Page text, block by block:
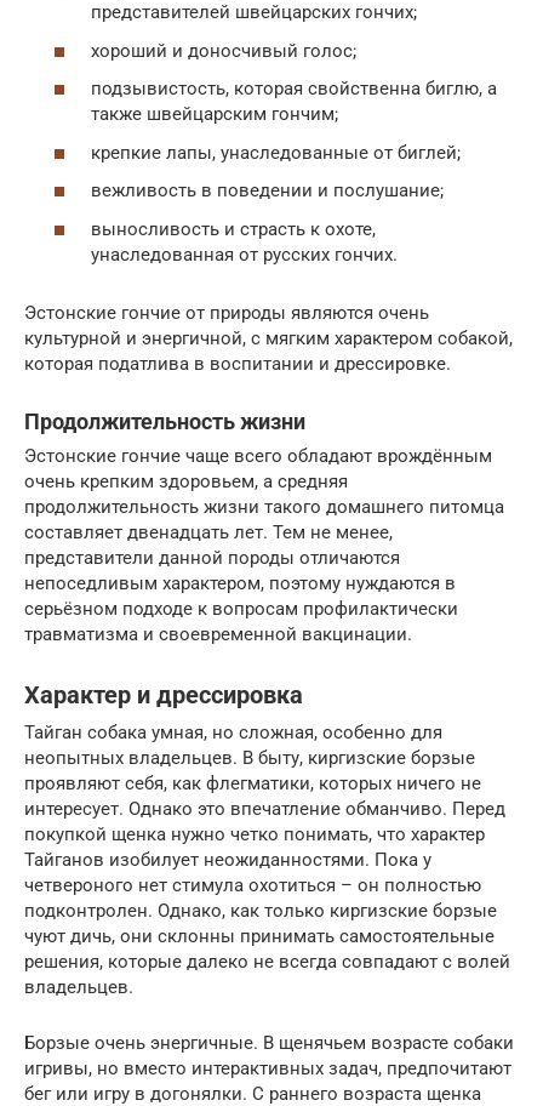
представителей швейцарских гончих;
хороший и доносчивый голос;
подзывистость, которая свойственна биглю, а
также швейцарским гончим;
крепкие лапы, унаследованные от биглей;
вежливость в поведении и послушание;
выносливость и страсть к охоте,
унаследованная от русских гончих.
Эстонские гончие от природы являются очень
культурной и энергичной, с мягким характером собакой,
которая податлива в воспитании и дрессировке.
Продолжительность жизни
Эстонские гончие чаще всего обладают врождённым
очень крепким здоровьем, а средняя
продолжительность жизни такого домашнего питомца
составляет двенадцать лет. Тем не менее,
представители данной породы отличаются
непоседливым характером, поэтому нуждаются в
серьёзном подходе к вопросам профилактически
травматизма и своевременной вакцинации.
Характер и дрессировка
Тайган собака умная, но сложная, особенно для
неопытных владельцев. В быту, киргизские борзые
проявляют себя, как флегматики, которых ничего не
интересует. Однако это впечатление обманчиво. Перед
покупкой щенка нужно четко понимать, что характер
Тайганов изобилует неожиданностями. Пока у
четвероного нет стимула охотиться – он полностью
подконтролен. Однако, как только киргизские борзые
чуют дичь, они склонны принимать самостоятельные
решения, которые далеко не всегда совпадают с волей
владельцев.
Борзые очень энергичные. В щенячьем возрасте собаки
игривы, но вместо интерактивных задач, предпочитают
бег или игру в догонялки. С раннего возраста щенка